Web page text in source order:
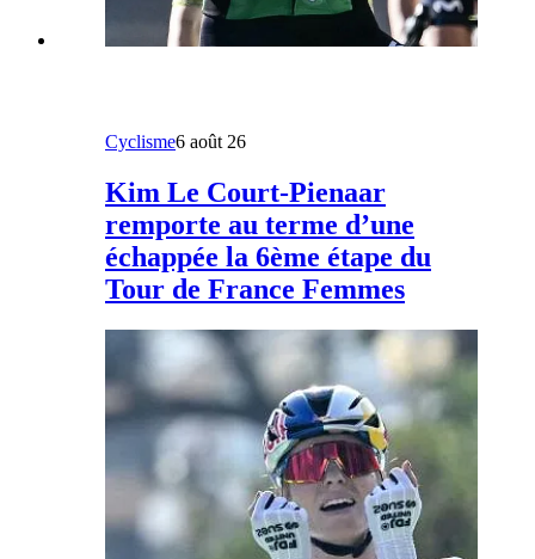
Cyclisme6 août 26
Kim Le Court-Pienaar
remporte au terme d’une
échappée la 6ème étape du
Tour de France Femmes